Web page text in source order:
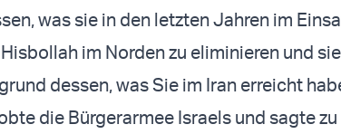
was sie in den letzten Jahren im
im Norden zu eliminieren und
dessen, was Sie im Iran erreicht
die Bürgerarmee Israels und sagte